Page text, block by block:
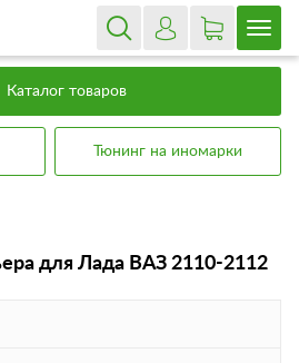
Каталог товаров
Тюнинг на иномарки
для Лада ВАЗ 2110-2112